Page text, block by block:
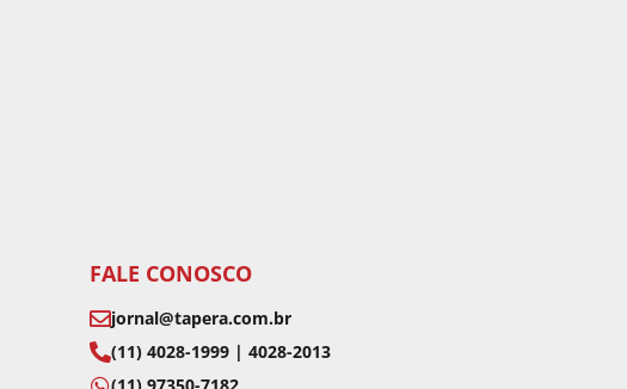
FALE CONOSCO
jornal@tapera.com.br
(11) 4028-1999 | 4028-2013